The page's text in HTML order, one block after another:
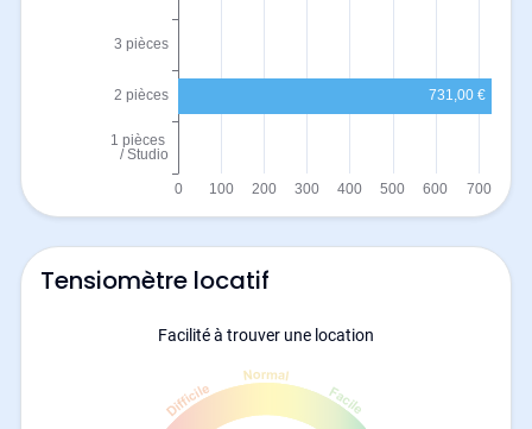
Tensiomètre locatif
Facilité à trouver une location